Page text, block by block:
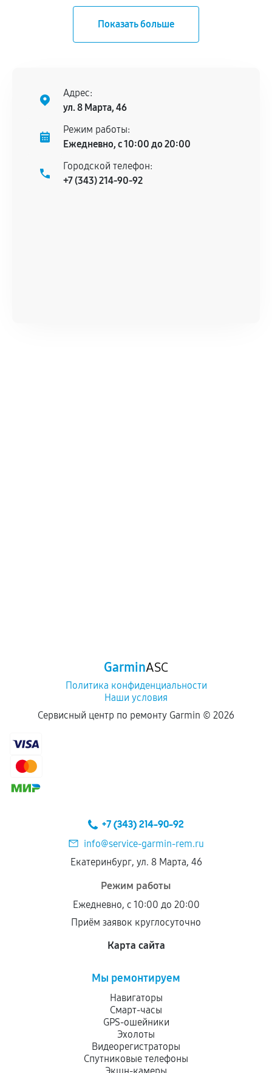
Адрес:
ул. 8 Марта, 46
Режим работы:
Ежедневно, с 10:00 до 20:00
Городской телефон:
+7 (343) 214-90-92
GarminASC
Политика конфиденциальности
Наши условия
Сервисный центр по ремонту Garmin © 2026
+7 (343) 214-90-92
info@service-garmin-rem.ru
Екатеринбург, ул. 8 Марта, 46
Режим работы
Ежедневно, с 10:00 до 20:00
Приём заявок круглосуточно
Карта сайта
Мы ремонтируем
Навигаторы
Смарт-часы
GPS-ошейники
Эхолоты
Видеорегистраторы
Спутниковые телефоны